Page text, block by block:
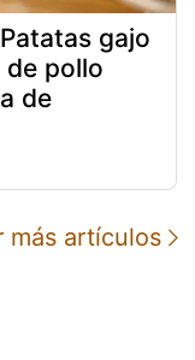
gajo
de pollo
de
más artículos